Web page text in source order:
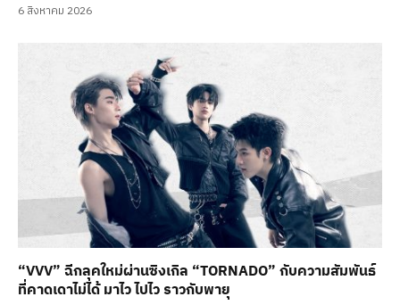
6 สิงหาคม 2026
“VVV” ฉีกลุคใหม่ผ่านซิงเกิล “TORNADO” กับความสัมพันธ์
ที่คาดเดาไม่ได้ มาไว ไปไว ราวกับพายุ